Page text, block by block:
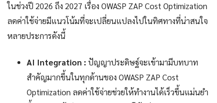
ในช่วงปี 2026 ถึง 2027 เรื่อง OWASP ZAP Cost Optimization
ลดค่าใช้จ่ายมีแนวโน้มที่จะเปลี่ยนแปลงไปในทิศทางที่น่าสนใจ
หลายประการดังนี้
AI Integration : ปัญญาประดิษฐ์จะเข้ามามีบทบาท
สำคัญมากขึ้นในทุกด้านของ OWASP ZAP Cost
Optimization ลดค่าใช้จ่ายช่วยให้ทำงานได้เร็วขึ้นแม่นยำ